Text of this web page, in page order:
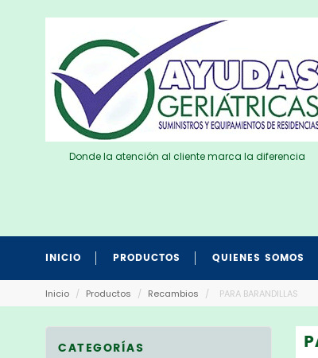
Donde la atención al cliente marca la diferencia
INICIO PRODUCTOS QUIENES SOMOS
Inicio / Productos / Recambios / PARA BARANDILLAS
CATEGORÍAS